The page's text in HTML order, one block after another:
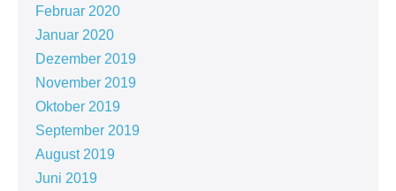
Februar 2020
Januar 2020
Dezember 2019
November 2019
Oktober 2019
September 2019
August 2019
Juni 2019